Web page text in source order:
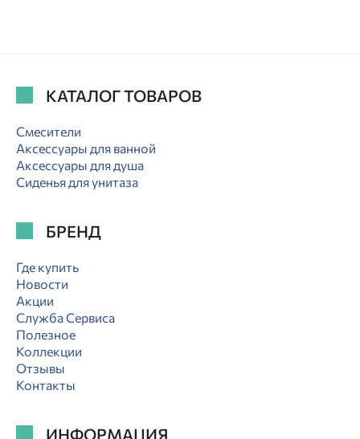
КАТАЛОГ ТОВАРОВ
Смесители
Аксессуары для ванной
Аксессуары для душа
Сиденья для унитаза
БРЕНД
Где купить
Новости
Акции
Служба Сервиса
Полезное
Коллекции
Отзывы
Контакты
ИНФОРМАЦИЯ